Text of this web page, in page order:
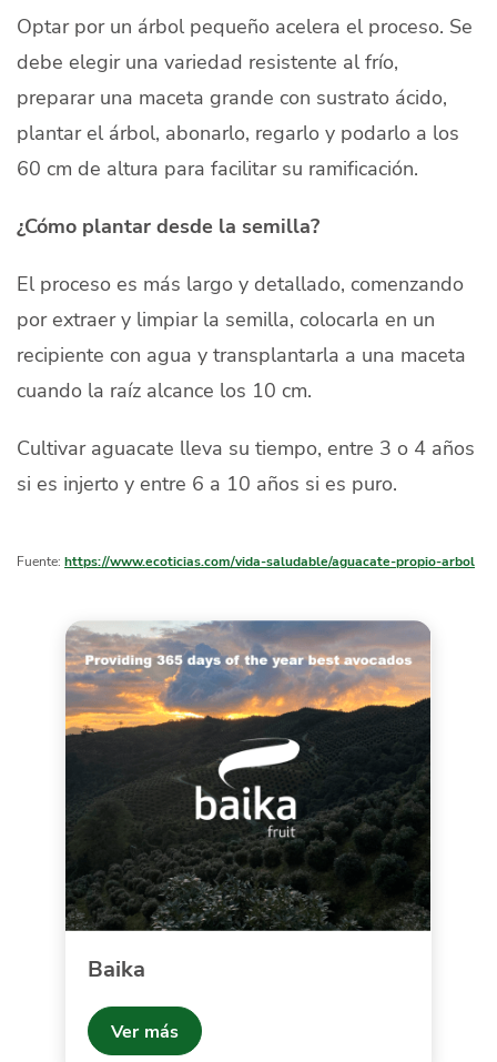
Optar por un árbol pequeño acelera el proceso. Se
debe elegir una variedad resistente al frío,
preparar una maceta grande con sustrato ácido,
plantar el árbol, abonarlo, regarlo y podarlo a los
60 cm de altura para facilitar su ramificación.
¿Cómo plantar desde la semilla?
El proceso es más largo y detallado, comenzando
por extraer y limpiar la semilla, colocarla en un
recipiente con agua y transplantarla a una maceta
cuando la raíz alcance los 10 cm.
Cultivar aguacate lleva su tiempo, entre 3 o 4 años
si es injerto y entre 6 a 10 años si es puro.
Fuente: https://www.ecoticias.com/vida-saludable/aguacate-propio-arbol
Baika
Ver más